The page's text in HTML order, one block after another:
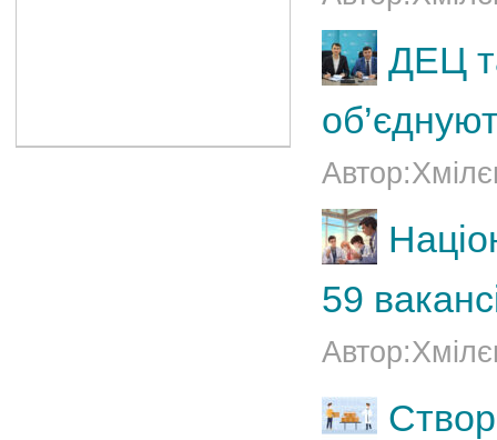
ДЕЦ
59